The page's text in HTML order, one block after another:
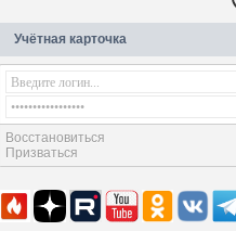
Учётная карточка
Восстановиться
Призваться